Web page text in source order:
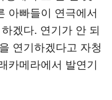
아빠들이 연극에서
겠다. 연기가 안 되
연기하겠다고 자청
카메라에서 발연기